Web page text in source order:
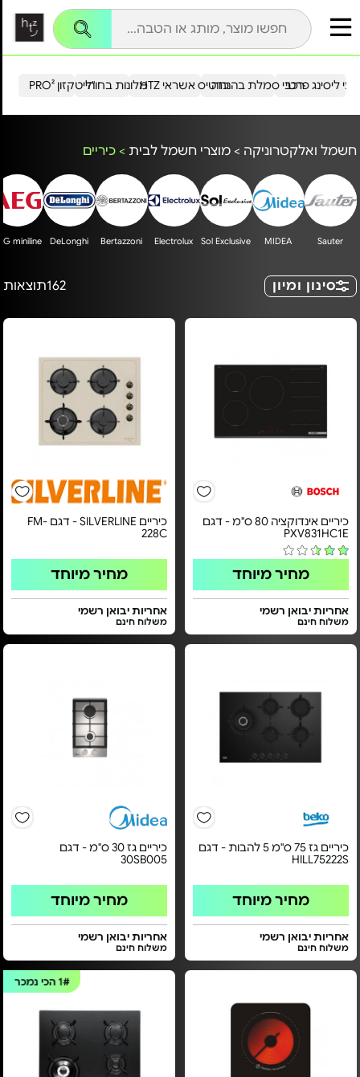
הייטקזון PRO²מלונות בחו"ל כרטיס אשראי HTZ ליסינג פרטירכבי סמלת בהנחה
חשמל ואלקטרוניקה > מוצרי חשמל לבית > כיריים
Sauter
MIDEA
Sol Exclusive
Electrolux
Bertazzoni
DeLonghi
miniline
סינון ומיון 162תוצאות
כיריים אינדוקציה 80 ס"מ - דגם
PXV831HC1E
מחיר מיוחד
אחריות יבואן רשמי
משלוח חינם
כיריים SILVERLINE - דגם FM-
228C
מחיר מיוחד
אחריות יבואן רשמי
משלוח חינם
כיריים גז 75 ס"מ 5 להבות - דגם
HILL75222S
מחיר מיוחד
אחריות יבואן רשמי
משלוח חינם
כיריים גז 30 ס"מ - דגם
30SB005
מחיר מיוחד
אחריות יבואן רשמי
משלוח חינם
1#הכי נמכר